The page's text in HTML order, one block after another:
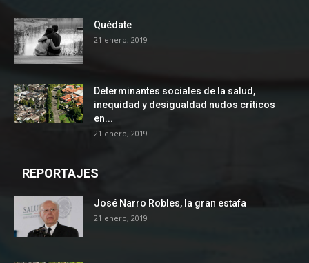
Quédate
21 enero, 2019
Determinantes sociales de la salud,
inequidad y desigualdad nudos críticos
en...
21 enero, 2019
REPORTAJES
José Narro Robles, la gran estafa
21 enero, 2019